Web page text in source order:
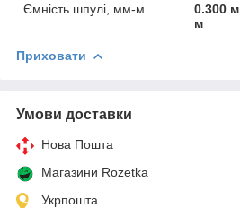
Ємність шпулі, мм-м
0.300
м
Приховати
Умови доставки
Нова Пошта
Магазини Rozetka
Укрпошта